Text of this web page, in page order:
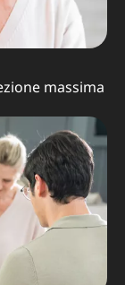
massima